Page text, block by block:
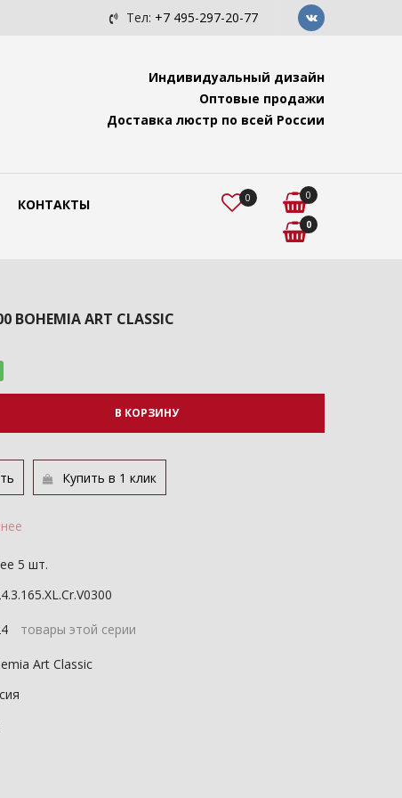
с подвесами "Ви... Люстра для помещений с
Тел: +7 495-297-20-77
Индивидуальный дизайн
Оптовые продажи
Доставка люстр по всей России
КОНТАКТЫ 0 0
0
BOHEMIA ART CLASSIC
В КОРЗИНУ
Купить в 1 клик
5 шт.
товары этой серии
Art Classic